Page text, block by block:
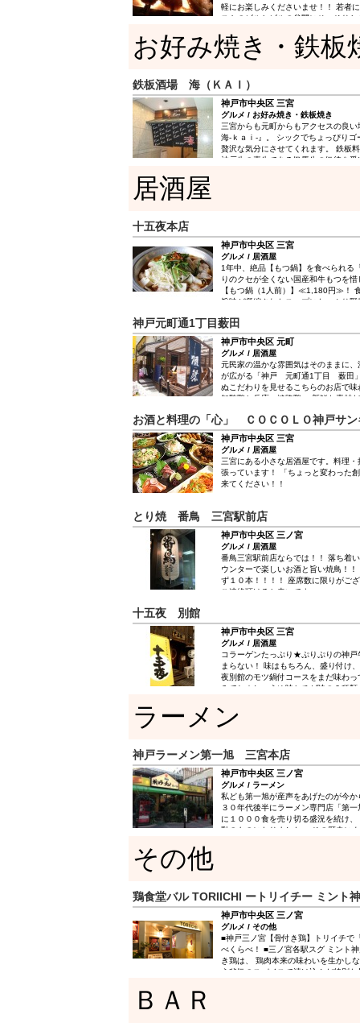
軽にお楽しみくださいませ！！ 若者
ストのビルとビルの谷間にひっそり
り和むレトロな空間。 二階は少し暗
ムード漂うお座敷でグループ、家族
す。 お料理は、淡路百日鶏や丹波地
替わり、〆には釜飯を！ 食通に定評
お好み焼き・鉄板
鉄板酒場 海（ＫＡＩ）
神戸市中央区 三宮
グルメ / お好み焼き・鉄板焼き
三宮からも元町からもアクセスの良
海-ｋａｉ-』。 シックでちょっぴり
贅沢な気分にさせてくれます。 鉄板
神戸牛の素牛である但馬牛の伝統を
ございますので、接待にもご利用いた
居酒屋
十五夜本店
神戸市中央区 三宮
グルメ / 居酒屋
1年中、絶品【もつ鍋】を食べられる
りのクセが全くない国産和牛もつを
【もつ鍋（1人前）】≪1,180円≫！
旨味が凝縮されたスープにたっぷり
しいポイント♪翌日お肌がプルプルに
む充実のコースはオススメ！飲み放
3,500円～≫と驚きの価格でご提供い
や女性同士の華やかな女子会はもち
のお食事など、シーンを選ばずご利
すので、ご予約はお早めに◎ また、
め、お酒と相性抜群の日替りメニュ
ゆっくりと美味＆美酒をお楽しみくだ
神戸元町通1丁目薮田
神戸市中央区 元町
グルメ / 居酒屋
元民家の温かな雰囲気はそのままに
が広がる「神戸 元町通1丁目 薮田
ぬこだわりを見せるこちらのお店で
知覧鶏と兵庫・淡路鶏。 新鮮な素材
ていただきたい一品。 落ち着いた和
りの鶏料理をご堪能ください。
お酒と料理の「心」 ＣＯＣＯＬＯ神戸サン
神戸市中央区 三宮
グルメ / 居酒屋
三宮にある小さな居酒屋です。料理
張っています！ 「ちょっと変わった
来てください！！
とり焼 番鳥 三宮駅前店
神戸市中央区 三ノ宮
グルメ / 居酒屋
番鳥三宮駅前店ならでは！！ 落ち着
ウンターで楽しいお酒と旨い焼鳥！
ず１０本！！！！ 座席数に限りがご
ご連絡頂けると幸いです。
十五夜 別館
神戸市中央区 三宮
グルメ / 居酒屋
コラーゲンたっぷり★ぷりぷりの神戸
まらない！ 味はもちろん、盛り付け
夜別館のモツ鍋付コースをまだ味わ
みてね☆しょうゆ味とチゲ味の２種
ラーメン
神戸ラーメン第一旭 三宮本店
神戸市中央区 三ノ宮
グルメ / ラーメン
私ども第一旭が産声をあげたのが今
３０年代後半にラーメン専門店「第
に１０００食を売り切る盛況を続け
動のものになりました。 その歴史に
その他
鶏食堂バル TORIICHI ートリイチー ミント
神戸市中央区 三ノ宮
グルメ / その他
■神戸三ノ宮【骨付き鶏】トリイチで
べくらべ！ ■三ノ宮各駅スグ ミント
き鶏は、 鶏肉本来の味わいを生かし
う秘伝のスパイスで漬け込んだ特別
ＢＡＲ